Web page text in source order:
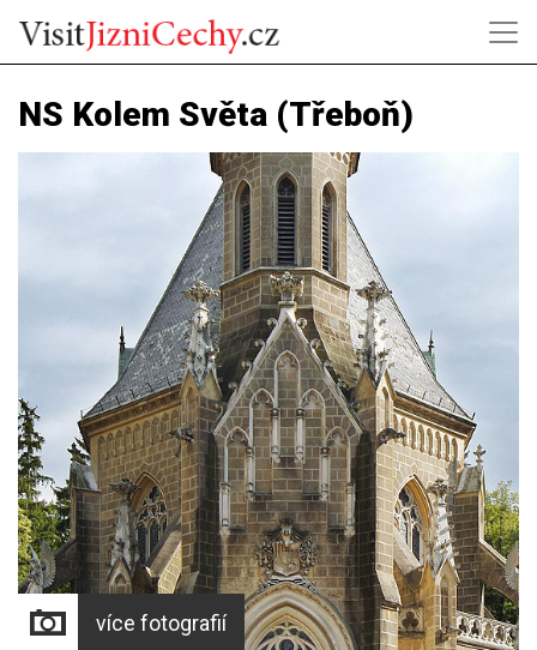
NS Kolem Světa (Třeboň)
více fotografií